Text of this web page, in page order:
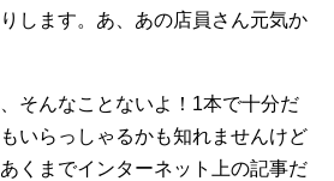
します。あ、あの店員さん元気か
そんなことないよ！1本で十分だ
いらっしゃるかも知れませんけど
くまでインターネット上の記事だ